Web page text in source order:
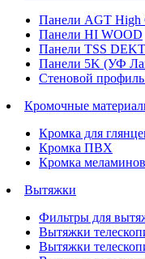
Панели AGT
Панели HI WOOD
Панели TSS
Панели 5K (УФ
Стеновой
Кромочные
Кромка для
Кромка ПВХ
Кромка
Вытяжки
Фильтры для
Вытяжки
Вытяжки